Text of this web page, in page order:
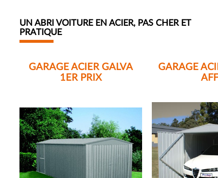
UN ABRI VOITURE EN ACIER, PAS CHER ET
PRATIQUE
GARAGE ACIER GALVA
1ER PRIX
GARAGE